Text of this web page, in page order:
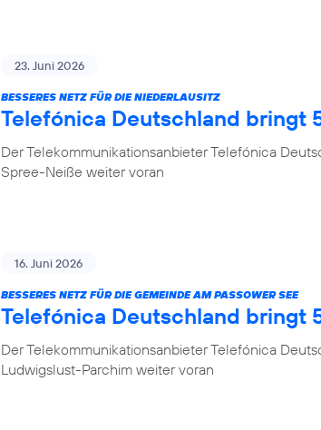
23. Juni 2026
BESSERES NETZ FÜR DIE NIEDERLAUSITZ
Telefónica Deutschland bringt
Der Telekommunikationsanbieter Telefónica
Spree-Neiße weiter voran
16. Juni 2026
BESSERES NETZ FÜR DIE GEMEINDE AM PASSOWER SEE
Telefónica Deutschland bringt
Der Telekommunikationsanbieter Telefónica
Ludwigslust-Parchim weiter voran